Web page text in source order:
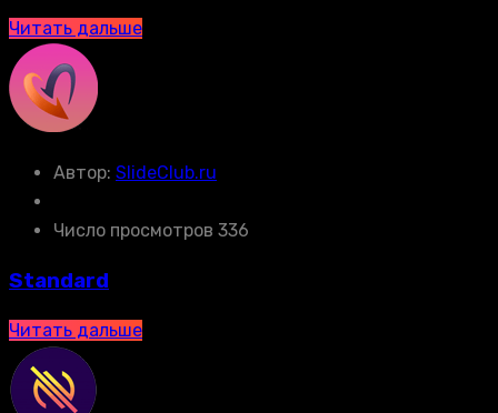
Читать дальше
Автор: SlideClub.ru
Число просмотров 336
Standard
Читать дальше